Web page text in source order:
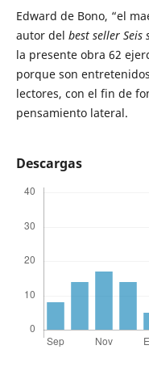
Edward de Bono, “el
autor del best seller Seis
la presente obra 62
porque son
lectores, con el fin de
pensamiento lateral.
Descargas